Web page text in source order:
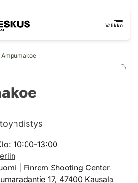
Valikko
Ampumakoe
10:00-13:00
| Finrem Shooting Center,
17, 47400 Kausala